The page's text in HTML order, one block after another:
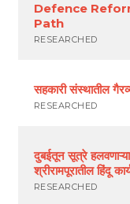
Defence
Path
RESEARCHED
सहकारी संस्थातील
RESEARCHED
दुबईतून सूत्रे
श्रीरामपूरातील हिंदू
RESEARCHED